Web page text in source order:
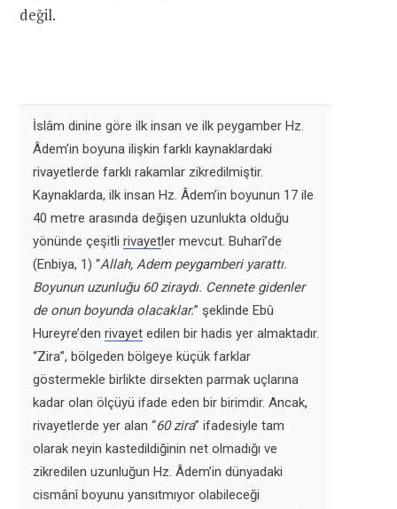
değil.
İslâm dinine göre ilk insan ve ilk peygamber Hz.
Âdem’in boyuna ilişkin farklı kaynaklardaki
rivayetlerde farklı rakamlar zikredilmiştir.
Kaynaklarda, ilk insan Hz. Âdem’in boyunun 17 ile
40 metre arasında değişen uzunlukta olduğu
yönünde çeşitli rivayetler mevcut. Buharî’de
(Enbiya, 1) “Allah, Adem peygamberi yarattı.
Boyunun uzunluğu 60 ziraydı. Cennete gidenler
de onun boyunda olacaklar.” şeklinde Ebû
Hureyre’den rivayet edilen bir hadis yer almaktadır.
“Zira”, bölgeden bölgeye küçük farklar
göstermekle birlikte dirsekten parmak uçlarına
kadar olan ölçüyü ifade eden bir birimdir. Ancak,
rivayetlerde yer alan “60 zira” ifadesiyle tam
olarak neyin kastedildiğinin net olmadığı ve
zikredilen uzunluğun Hz. Âdem’in dünyadaki
cismânî boyunu yansıtmıyor olabileceği